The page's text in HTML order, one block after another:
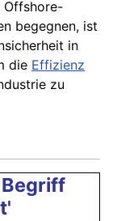
Offshore-
begegnen, ist
in
die Effizienz
zu